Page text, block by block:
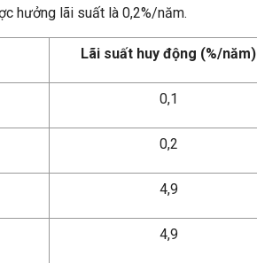
hưởng lãi suất là 0,2%/năm.
Lãi suất huy động (%/năm)
0,1
0,2
4,9
4,9